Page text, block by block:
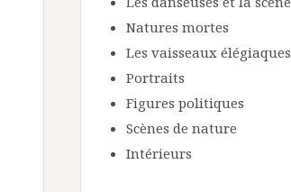
Natures mortes
Les vaisseaux élégiaques
Portraits
Figures politiques
Scènes de nature
Intérieurs